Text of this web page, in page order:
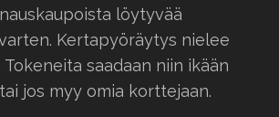
löytyvää
Kertapyöräytys nielee
saadaan niin ikään
jos myy omia korttejaan.